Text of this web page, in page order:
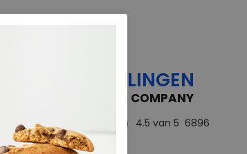
BEOORDELINGEN
THE FEEDBACK COMPANY
4.5 van 5 6896
beoordelingen